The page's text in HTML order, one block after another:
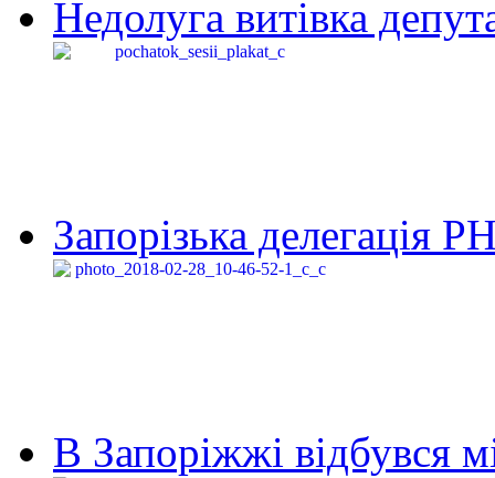
Недолуга витівка
Запорізька делегація
В Запоріжжі відбувся